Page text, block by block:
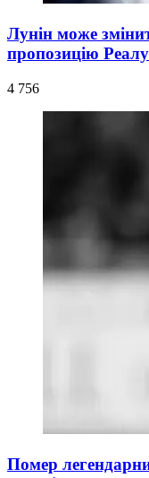
Лунін може
пропозицію
4 756
Помер